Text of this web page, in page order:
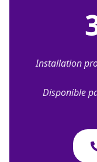
Installation
Disponible